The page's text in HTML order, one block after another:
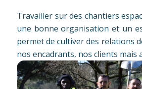
Travailler sur des chantiers
une bonne organisation et un
permet de cultiver des relations
nos encadrants, nos clients mais